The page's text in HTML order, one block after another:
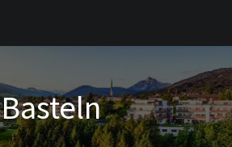
Basteln